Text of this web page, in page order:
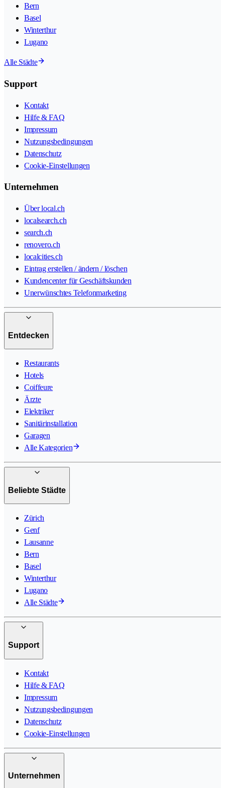
Bern
Basel
Winterthur
Lugano
Alle Städte
Support
Kontakt
Hilfe & FAQ
Impressum
Nutzungsbedingungen
Datenschutz
Cookie-Einstellungen
Unternehmen
Über local.ch
localsearch.ch
search.ch
renovero.ch
localcities.ch
Eintrag erstellen / ändern / löschen
Kundencenter für Geschäftskunden
Unerwünschtes Telefonmarketing
Entdecken
Restaurants
Hotels
Coiffeure
Ärzte
Elektriker
Sanitärinstallation
Garagen
Alle Kategorien
Beliebte Städte
Zürich
Genf
Lausanne
Bern
Basel
Winterthur
Lugano
Alle Städte
Support
Kontakt
Hilfe & FAQ
Impressum
Nutzungsbedingungen
Datenschutz
Cookie-Einstellungen
Unternehmen